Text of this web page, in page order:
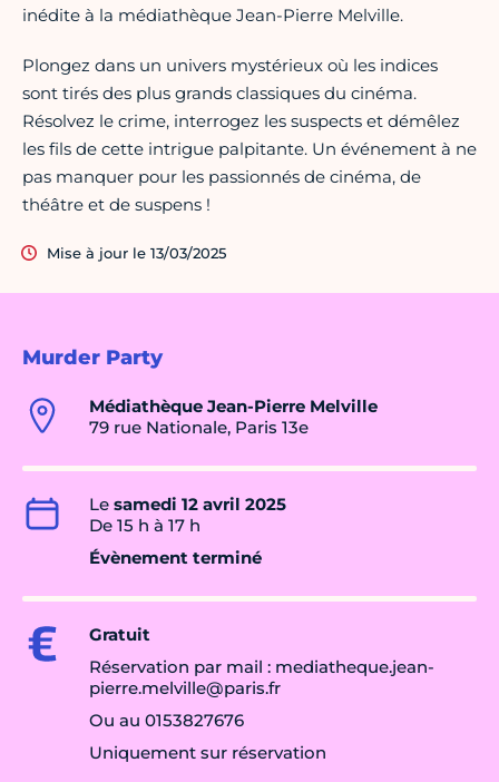
Murder Party
Médiathèque Jean-Pierre Melville
79 rue Nationale, Paris 13e
Le samedi 12 avril 2025
De 15 h à 17 h
Évènement terminé
Gratuit
Réservation par mail : mediatheque.jean-
pierre.melville@paris.fr
Ou au 0153827676
Uniquement sur réservation
inédite à la médiathèque Jean-Pierre Melville.
Plongez dans un univers mystérieux où les indices
sont tirés des plus grands classiques du cinéma.
Résolvez le crime, interrogez les suspects et démêlez
les fils de cette intrigue palpitante. Un événement à ne
pas manquer pour les passionnés de cinéma, de
théâtre et de suspens !
Mise à jour le 13/03/2025